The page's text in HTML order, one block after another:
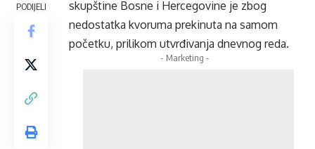
PODIJELI
skupštine Bosne i Hercegovine je zbog
nedostatka kvoruma prekinuta na samom
početku, prilikom utvrđivanja dnevnog reda.
- Marketing -